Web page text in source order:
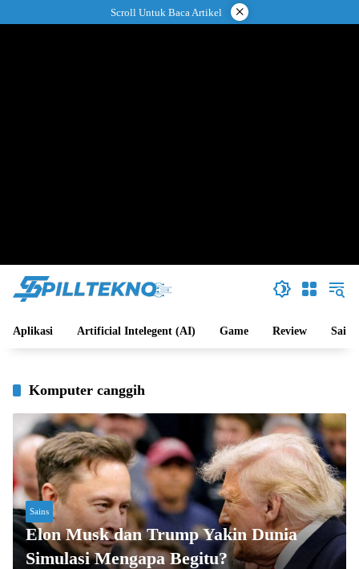
ke
Scroll Untuk Baca Artikel ×
Aplikasi Artificial Intelegent (AI) Game Review Sains
Komputer canggih
Sains
Elon Musk dan Trump Yakin Dunia
Simulasi Mengapa Begitu?